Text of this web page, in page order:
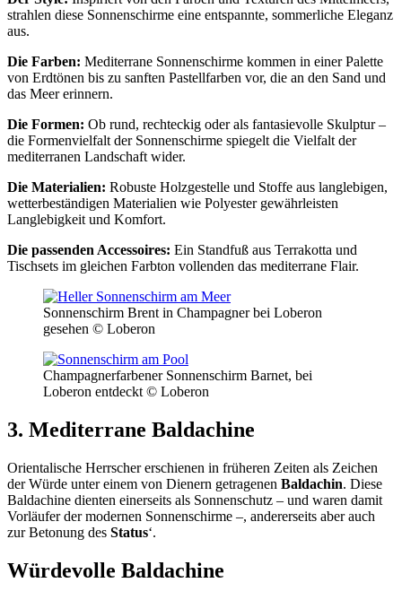
strahlen diese Sonnenschirme eine entspannte, sommerliche Eleganz
aus.
Die Farben: Mediterrane Sonnenschirme kommen in einer Palette
von Erdtönen bis zu sanften Pastellfarben vor, die an den Sand und
das Meer erinnern.
Die Formen: Ob rund, rechteckig oder als fantasievolle Skulptur –
die Formenvielfalt der Sonnenschirme spiegelt die Vielfalt der
mediterranen Landschaft wider.
Die Materialien: Robuste Holzgestelle und Stoffe aus langlebigen,
wetterbeständigen Materialien wie Polyester gewährleisten
Langlebigkeit und Komfort.
Die passenden Accessoires: Ein Standfuß aus Terrakotta und
Tischsets im gleichen Farbton vollenden das mediterrane Flair.
Sonnenschirm Brent in Champagner bei Loberon
gesehen © Loberon
Champagnerfarbener Sonnenschirm Barnet, bei
Loberon entdeckt © Loberon
3. Mediterrane Baldachine
Orientalische Herrscher erschienen in früheren Zeiten als Zeichen
der Würde unter einem von Dienern getragenen Baldachin. Diese
Baldachine dienten einerseits als Sonnenschutz – und waren damit
Vorläufer der modernen Sonnenschirme –, andererseits aber auch
zur Betonung des Status‘.
Würdevolle Baldachine